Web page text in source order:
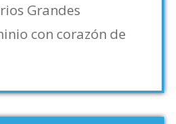
Grandes
con corazón de